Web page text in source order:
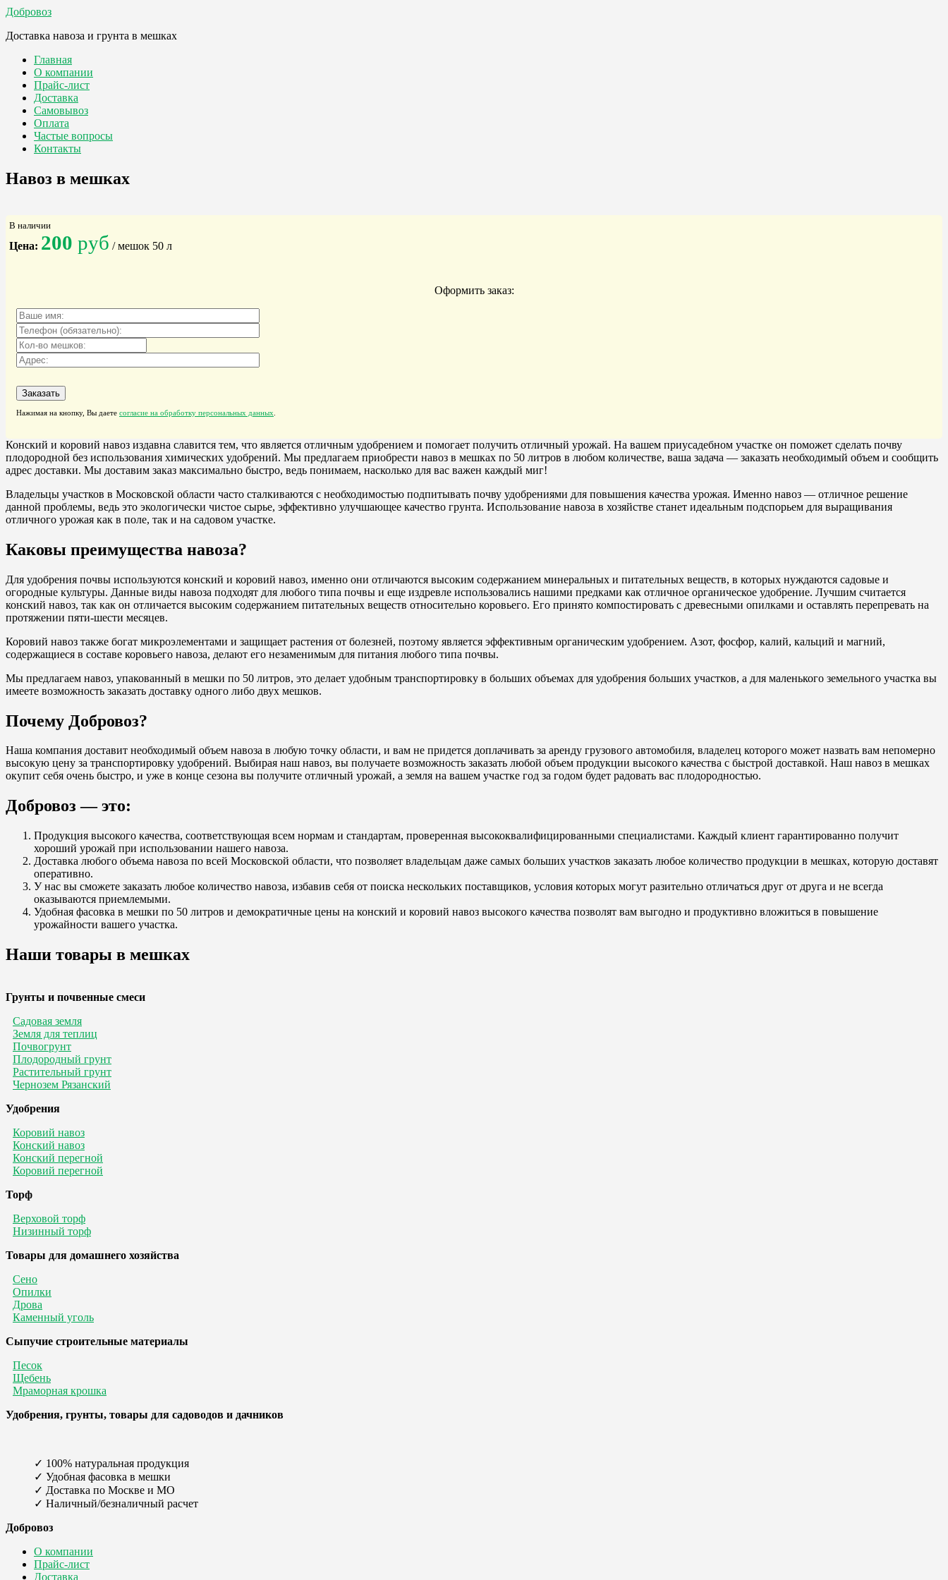
Добровоз
Доставка навоза и грунта в мешках
Главная
О компании
Прайс-лист
Доставка
Самовывоз
Оплата
Частые вопросы
Контакты
Навоз в мешках
В наличии
Цена: 200 руб / мешок 50 л
Оформить заказ:
Нажимая на кнопку, Вы даете согласие на обработку персональных данных
Конский и коровий навоз издавна славится тем, что является отличным удобрением и помогает получить отличный урожай. На вашем приусадебном участке он поможет сделать почву
плодородной без использования химических удобрений. Мы предлагаем приобрести навоз в мешках по 50 литров в любом количестве, ваша задача — заказать необходимый объем и сообщить
адрес доставки. Мы доставим заказ максимально быстро, ведь понимаем, насколько для вас важен каждый миг!
Владельцы участков в Московской области часто сталкиваются с необходимостью подпитывать почву удобрениями для повышения качества урожая. Именно навоз — отличное решение
данной проблемы, ведь это экологически чистое сырье, эффективно улучшающее качество грунта. Использование навоза в хозяйстве станет идеальным подспорьем для выращивания
отличного урожая как в поле, так и на садовом участке.
Каковы преимущества навоза?
Для удобрения почвы используются конский и коровий навоз, именно они отличаются высоким содержанием минеральных и питательных веществ, в которых нуждаются садовые и
огородные культуры. Данные виды навоза подходят для любого типа почвы и еще издревле использовались нашими предками как отличное органическое удобрение. Лучшим считается
конский навоз, так как он отличается высоким содержанием питательных веществ относительно коровьего. Его принято компостировать с древесными опилками и оставлять перепревать на
протяжении пяти-шести месяцев.
Коровий навоз также богат микроэлементами и защищает растения от болезней, поэтому является эффективным органическим удобрением. Азот, фосфор, калий, кальций и магний,
содержащиеся в составе коровьего навоза, делают его незаменимым для питания любого типа почвы.
Мы предлагаем навоз, упакованный в мешки по 50 литров, это делает удобным транспортировку в больших объемах для удобрения больших участков, а для маленького земельного участка вы
имеете возможность заказать доставку одного либо двух мешков.
Почему Добровоз?
Наша компания доставит необходимый объем навоза в любую точку области, и вам не придется доплачивать за аренду грузового автомобиля, владелец которого может назвать вам непомерно
высокую цену за транспортировку удобрений. Выбирая наш навоз, вы получаете возможность заказать любой объем продукции высокого качества с быстрой доставкой. Наш навоз в мешках
окупит себя очень быстро, и уже в конце сезона вы получите отличный урожай, а земля на вашем участке год за годом будет радовать вас плодородностью.
Добровоз — это:
Продукция высокого качества, соответствующая всем нормам и стандартам, проверенная высококвалифицированными специалистами. Каждый клиент гарантированно получит
хороший урожай при использовании нашего навоза.
Доставка любого объема навоза по всей Московской области, что позволяет владельцам даже самых больших участков заказать любое количество продукции в мешках, которую доставят
оперативно.
У нас вы сможете заказать любое количество навоза, избавив себя от поиска нескольких поставщиков, условия которых могут разительно отличаться друг от друга и не всегда
оказываются приемлемыми.
Удобная фасовка в мешки по 50 литров и демократичные цены на конский и коровий навоз высокого качества позволят вам выгодно и продуктивно вложиться в повышение
урожайности вашего участка.
Наши товары в мешках
Грунты и почвенные смеси
Садовая земля
Земля для теплиц
Почвогрунт
Плодородный грунт
Растительный грунт
Чернозем Рязанский
Удобрения
Коровий навоз
Конский навоз
Конский перегной
Коровий перегной
Торф
Верховой торф
Низинный торф
Товары для домашнего хозяйства
Сено
Опилки
Дрова
Каменный уголь
Сыпучие строительные материалы
Песок
Щебень
Мраморная крошка
Удобрения, грунты, товары для садоводов и дачников
✓ 100% натуральная продукция
✓ Удобная фасовка в мешки
✓ Доставка по Москве и МО
✓ Наличный/безналичный расчет
Добровоз
О компании
Прайс-лист
Доставка